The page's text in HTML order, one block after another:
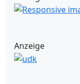
Anzeige